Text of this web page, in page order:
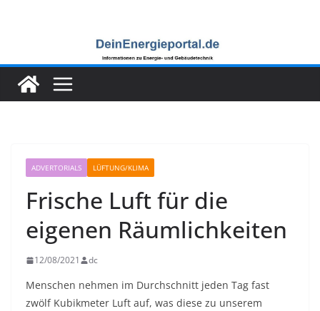
ADVERTORIALS LÜFTUNG/KLIMA
Frische Luft für die
eigenen Räumlichkeiten
12/08/2021 dc
Menschen nehmen im Durchschnitt jeden Tag fast
zwölf Kubikmeter Luft auf, was diese zu unserem